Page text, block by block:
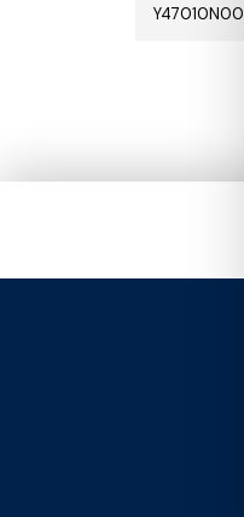
Y47010N00